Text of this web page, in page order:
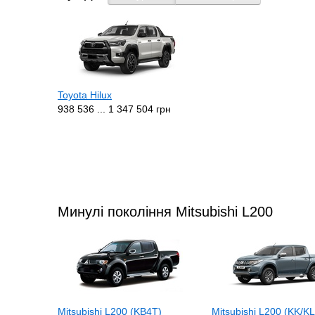
Toyota Hilux
938 536 ... 1 347 504 грн
Минулі покоління Mitsubishi L200
Mitsubishi L200 (KB4T) Mitsubishi L200 (KK/